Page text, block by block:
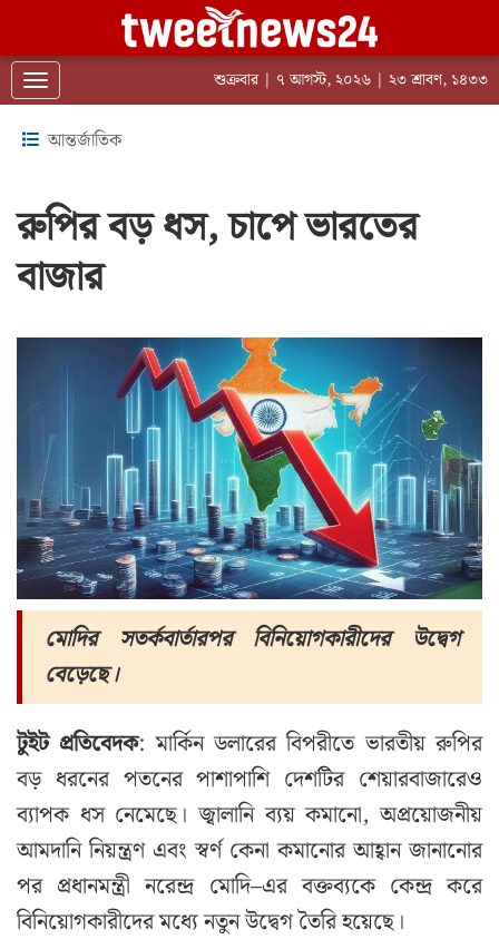
Toggle navigation শুক্রবার | ৭ আগস্ট, ২০২৬ | ২৩ শ্রাবণ, ১৪৩৩
আন্তর্জাতিক
রুপির বড় ধস, চাপে ভারতের
বাজার
মোদির সতর্কবার্তারপর বিনিয়োগকারীদের উদ্বেগ
বেড়েছে।
টুইট প্রতিবেদক: মার্কিন ডলারের বিপরীতে ভারতীয় রুপির
বড় ধরনের পতনের পাশাপাশি দেশটির শেয়ারবাজারেও
ব্যাপক ধস নেমেছে। জ্বালানি ব্যয় কমানো, অপ্রয়োজনীয়
আমদানি নিয়ন্ত্রণ এবং স্বর্ণ কেনা কমানোর আহ্বান জানানোর
পর প্রধানমন্ত্রী নরেন্দ্র মোদি–এর বক্তব্যকে কেন্দ্র করে
বিনিয়োগকারীদের মধ্যে নতুন উদ্বেগ তৈরি হয়েছে।